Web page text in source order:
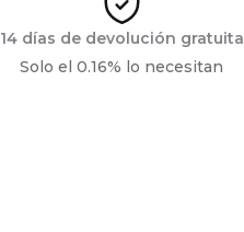
14 días de devolución gratuita
Solo el 0.16% lo necesitan